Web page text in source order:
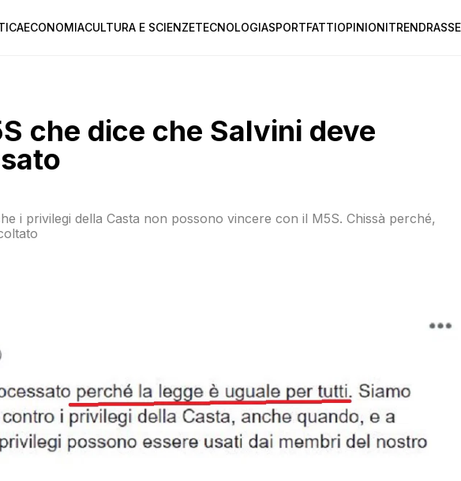
ECONOMIACULTURA E SCIENZETECNOLOGIASPORTFATTIOPINIONITREND
che dice che Salvini deve
i privilegi della Casta non possono vincere con il M5S. Chissà perché,